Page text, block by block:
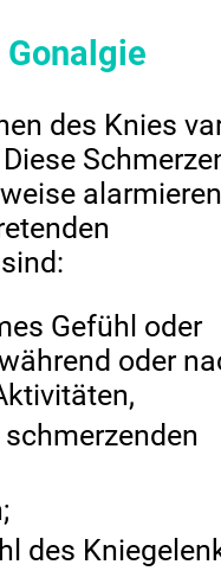
des Knies
Gefühl oder
oder
des